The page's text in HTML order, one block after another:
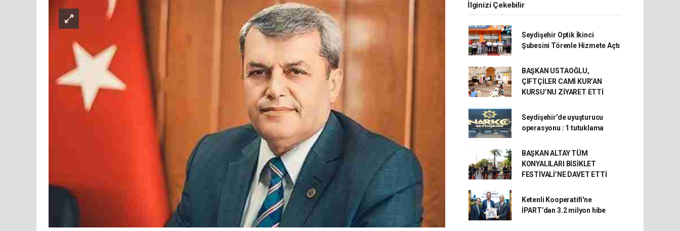
İlginizi Çekebilir
Seydişehir Optik İkinci
Şubesini Törenle Hizmete Açtı
BAŞKAN USTAOĞLU,
ÇİFTÇİLER CAMİ KUR’AN
KURSU’NU ZİYARET ETTİ
Seydişehir'de uyuşturucu
operasyonu : 1 tutuklama
BAŞKAN ALTAY TÜM
KONYALILARI BİSİKLET
FESTİVALİ’NE DAVET ETTİ
Ketenli Kooperatifi'ne
İPART’dan 3.2 milyon hibe